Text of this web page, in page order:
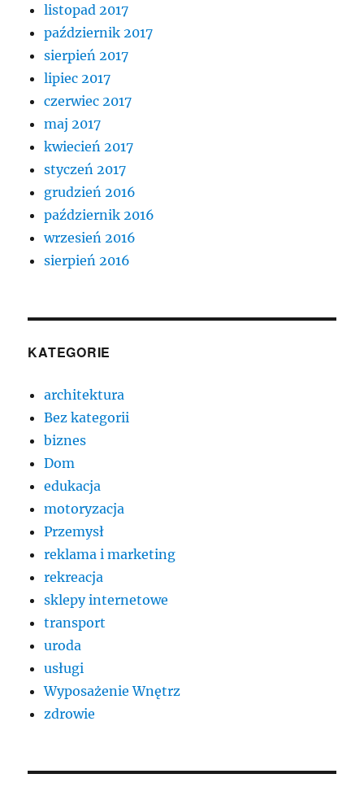
listopad 2017
październik 2017
sierpień 2017
lipiec 2017
czerwiec 2017
maj 2017
kwiecień 2017
styczeń 2017
grudzień 2016
październik 2016
wrzesień 2016
sierpień 2016
KATEGORIE
architektura
Bez kategorii
biznes
Dom
edukacja
motoryzacja
Przemysł
reklama i marketing
rekreacja
sklepy internetowe
transport
uroda
usługi
Wyposażenie Wnętrz
zdrowie